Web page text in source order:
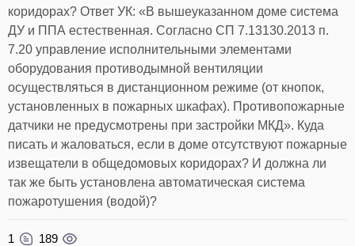
коридорах? Ответ УК: «В вышеуказанном доме система
ДУ и ППА естественная. Согласно СП 7.13130.2013 п.
7.20 управление исполнительными элементами
оборудования противодымной вентиляции
осуществляться в дистанционном режиме (от кнопок,
установленных в пожарных шкафах). Противопожарные
датчики не предусмотрены при застройки МКД». Куда
писать и жаловаться, если в доме отсутствуют пожарные
извещатели в общедомовых коридорах? И должна ли
так же быть установлена автоматическая система
пожаротушения (водой)?
1 189